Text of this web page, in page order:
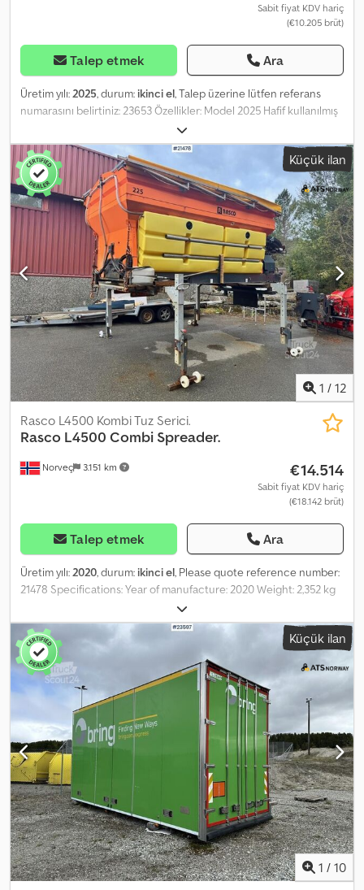
Sabit fiyat KDV hariç
(€10.205 brüt)
Talep etmek Ara
Üretim yılı:2025, durum: ikinci el, Talep üzerine lütfen referans
numarasını belirtiniz: 23653 Özellikler: Model 2025 Hafif kullanılmış
Kompostlama için uygun 6 m uzunluk İç uzunluk: 2.388 m İç
genişlik: 2.388 m Teslimata hazır Açıklama: 2025 model bir kancalı
konteynerimiz satılıktır. Bu konteyner daha önce kompost taşımak
için kullanılmış ve artık nadiren kullanılmaktadır. Yeni gibi
görünüyor. Teslimata hazır. Dodozqkqropfx Adhowa Kendi ağırlığı: 1
Model: 2025 Krokkasse = Ek Bilgiler = Yeni mi: Hayır Kullanım amacı:
Yük taşımacılığı Daha fazla bilgi için ATS Norway ile iletişime geçin.
Küçük ilan
1 / 12
Norveç 3.151 km
Rasco L4500 Kombi Tuz Serici.
Rasco L4500 Combi Spreader.
€14.514
Sabit fiyat KDV hariç
(€18.142 brüt)
Talep etmek Ara
Üretim yılı:2020, durum: ikinci el, Please quote reference number:
21478 Specifications: Year of manufacture: 2020 Weight: 2,352 kg
(subject to confirmation) Capacity: 8 m³ 2,700 liters Ready for
delivery Unladen weight: 2,352 kg Model: 2020 Rasco L4500
Combination Spreader Dedpfx Aszqk D Esdhewa = Further
Information = Condition: Used Application: Goods transport Serial
number: 1015xxxx Please contact ATS Norway for more
information.
Küçük ilan
1 / 10